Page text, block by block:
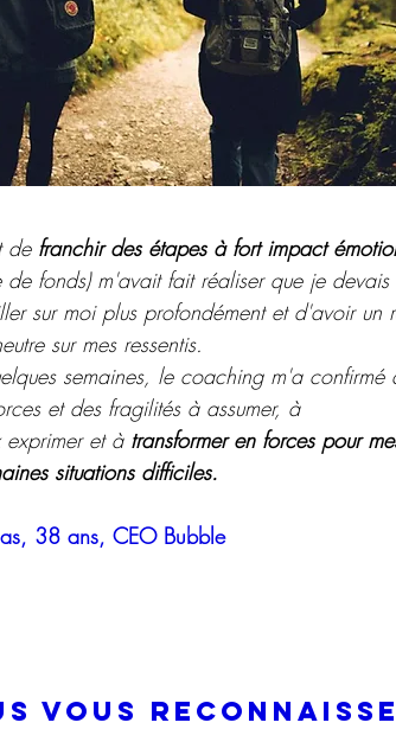
de franchir des étapes à fort impact
de fonds) m'avait fait réaliser que je devais
sur moi plus profondément et d'avoir un
sur mes ressentis.
semaines, le coaching m'a confirmé
et des fragilités à assumer, à
exprimer et à transformer en forces pour
situations difficiles.
38 ans, CEO Bubble
vous